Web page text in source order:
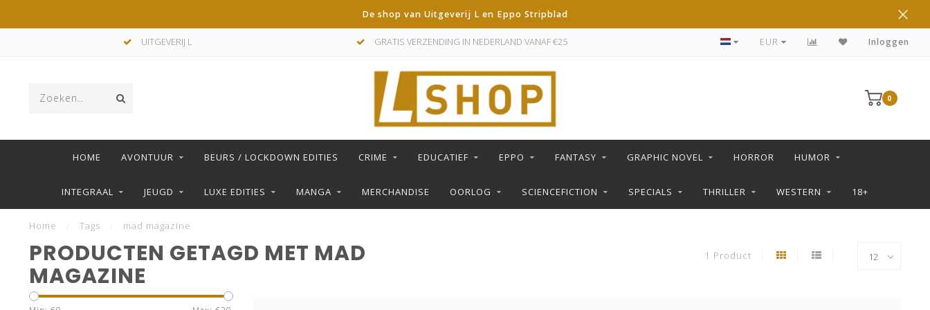
De shop van Uitgeverij L en Eppo Stripblad
UITGEVERIJ L GRATIS VERZENDING IN NEDERLAND VANAF €25 DE LEUKSTE STRIPS KOOP JE IN DE L SHOP
EUR Inloggen
0
HOME AVONTUUR BEURS / LOCKDOWN EDITIES CRIME EDUCATIEF EPPO FANTASY GRAPHIC NOVEL HORROR HUMOR
INTEGRAAL JEUGD LUXE EDITIES MANGA MERCHANDISE OORLOG SCIENCEFICTION SPECIALS THRILLER WESTERN 18+
Home Tags mad magazine
PRODUCTEN GETAGD MET MAD
MAGAZINE
1 Product